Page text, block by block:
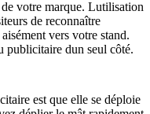
votre marque. Lutilisation
de reconnaître
vers votre stand.
publicitaire dun seul côté.
est que elle se déploie